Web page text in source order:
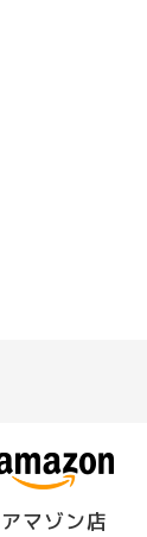
アマゾン店